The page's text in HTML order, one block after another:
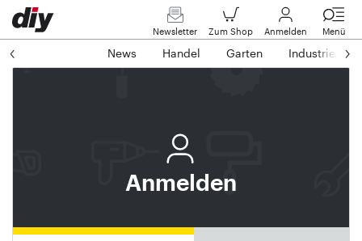
Newsletter Zum Shop Anmelden Menü
News Handel Garten Industrie
Anmelden